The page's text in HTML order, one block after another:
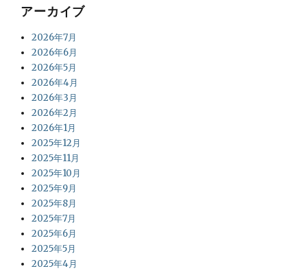
アーカイブ
2026年7月
2026年6月
2026年5月
2026年4月
2026年3月
2026年2月
2026年1月
2025年12月
2025年11月
2025年10月
2025年9月
2025年8月
2025年7月
2025年6月
2025年5月
2025年4月